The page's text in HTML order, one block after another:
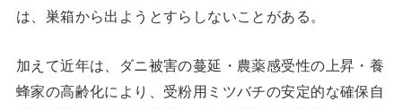
は、巣箱から出ようとすらしないことがある。
加えて近年は、ダニ被害の蔓延・農薬感受性の上昇・養
蜂家の高齢化により、受粉用ミツバチの安定的な確保自